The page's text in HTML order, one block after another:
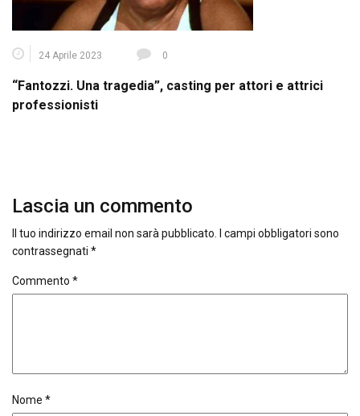
24 Aprile 2023 0
“Fantozzi. Una tragedia”, casting per attori e attrici
professionisti
Lascia un commento
Il tuo indirizzo email non sarà pubblicato.
I campi obbligatori sono
contrassegnati *
Commento *
Nome *